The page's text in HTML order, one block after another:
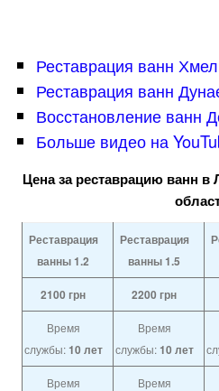
Реставрация ванн
Реставрация ванн
Восстановление ванн
Больше видео на
Цена за реставрацию ванн
Реставрация
ванны 1.2
Реставрация
ванны 1.5
2100 грн 2200 грн
Время
службы:10 лет
Время
службы:10 лет
Время
Время